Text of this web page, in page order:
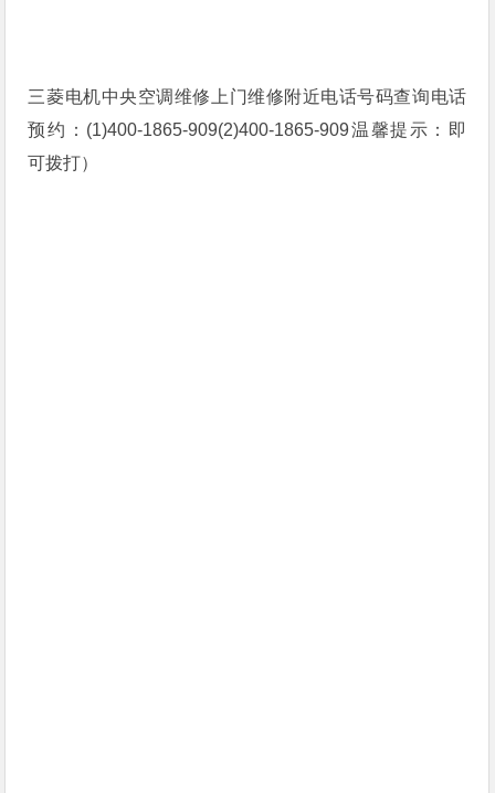
三菱电机中央空调维修上门维修附近电话号码查询电话
预约：(1)400-1865-909(2)400-1865-909温馨提示：即
可拨打）